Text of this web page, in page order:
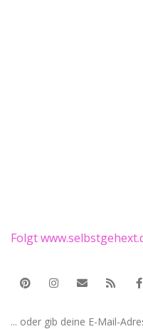
Folgt
... oder gib deine E-Mail-